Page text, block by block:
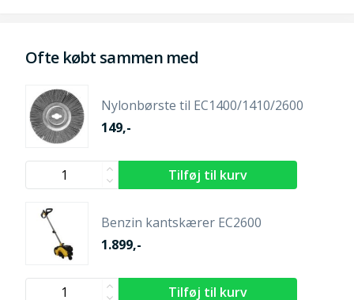
Ofte købt sammen med
Nylonbørste til EC1400/1410/2600
149,-
Benzin kantskærer EC2600
1.899,-